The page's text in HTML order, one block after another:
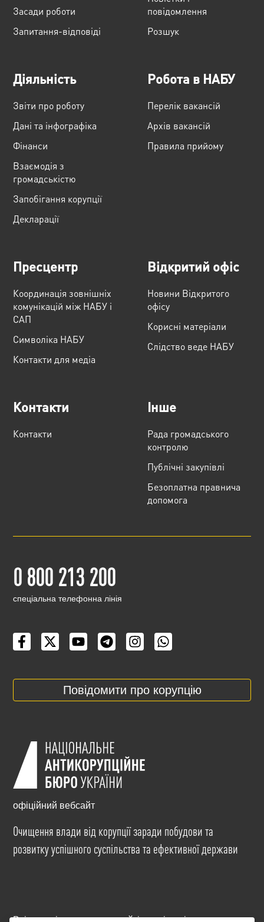
Засади роботи
Запитання-відповіді
повідомлення
Розшук
Діяльність
Звіти про роботу
Дані та інфографіка
Фінанси
Взаємодія з
громадськістю
Запобігання корупції
Декларації
Робота в НАБУ
Перелік вакансій
Архів вакансій
Правила прийому
Пресцентр
Координація зовнішніх
комунікацій між НАБУ і
САП
Cимволіка НАБУ
Контакти для медіа
Відкритий офіс
Новини Відкритого
офісу
Корисні матеріали
Слідство веде НАБУ
Контакти
Контакти
Інше
Рада громадського
контролю
Публічні закупівлі
Безоплатна правнича
допомога
0 800 213 200
cпеціальна телефонна лінія
Повідомити про корупцію
офіційний вебсайт
Очищення влади від корупції заради побудови та
розвитку успішного суспільства та ефективної держави
Всі матеріали на цьому сайті розміщені на умовах